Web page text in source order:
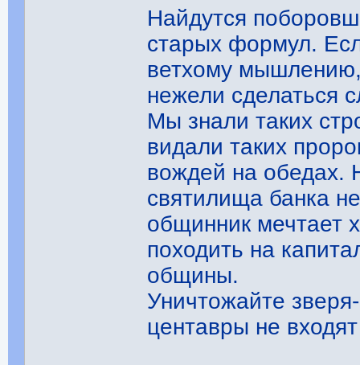
Найдутся
старых формул.
ветхому мышлению,
нежели сделаться
Мы знали таких
видали таких
вождей на обедах.
святилища банка
общинник мечтает
походить на
общины.
Уничтожайте
центавры не